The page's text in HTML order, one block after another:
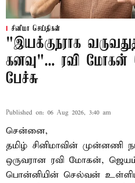
சினிமா செய்திகள்
"இயக்குநராக
கனவு"... ரவி மோகன்
பேச்சு
Published on: 06 Aug 2026, 3:40 am
சென்னை,
தமிழ் சினிமாவின் முன்னணி
ஒருவரான ரவி மோகன்,
பொன்னியின் செல்வன்